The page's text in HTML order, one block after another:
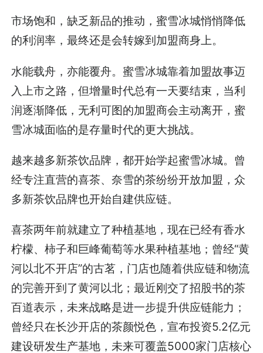
市场饱和，缺乏新品的推动，蜜雪冰城悄悄降低
的利润率，最终还是会转嫁到加盟商身上。
水能载舟，亦能覆舟。蜜雪冰城靠着加盟故事迈
入上市之路，但增量时代总有一天要结束，当利
润逐渐降低，无利可图的加盟商会主动离开，蜜
雪冰城面临的是存量时代的更大挑战。
越来越多新茶饮品牌，都开始学起蜜雪冰城。曾
经专注直营的喜茶、奈雪的茶纷纷开放加盟，众
多新茶饮品牌也开始自建供应链。
喜茶两年前就建立了种植基地，现在已经有香水
柠檬、柿子和巨峰葡萄等水果种植基地；曾经“黄
河以北不开店”的古茗，门店也随着供应链和物流
的完善开到了黄河以北；最近刚交了招股书的茶
百道表示，未来战略是进一步提升供应链能力；
曾经只在长沙开店的茶颜悦色，宣布投资5.2亿元
建设研发生产基地，未来可覆盖5000家门店核心